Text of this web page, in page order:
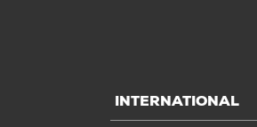
INTERNATIONAL